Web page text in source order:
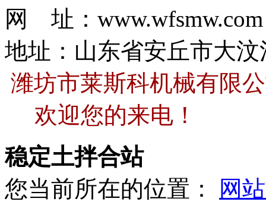
网 址： www.wfsmw.com
地址：山东省安丘市大
潍坊市莱斯科机械有限
欢迎您的来电！
稳定土拌合站
您当前所在的位置：
网